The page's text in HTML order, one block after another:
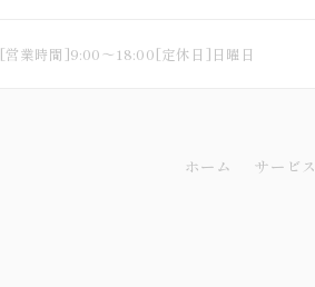
[営業時間]9:00～18:00[定休日]日曜日
ホーム サービス